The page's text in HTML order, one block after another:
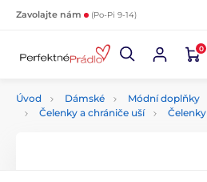
Zavolajte nám (Po-Pi 9-14)
0
Úvod Dámské Módní doplňky
Čelenky a chrániče uší
Čelenky